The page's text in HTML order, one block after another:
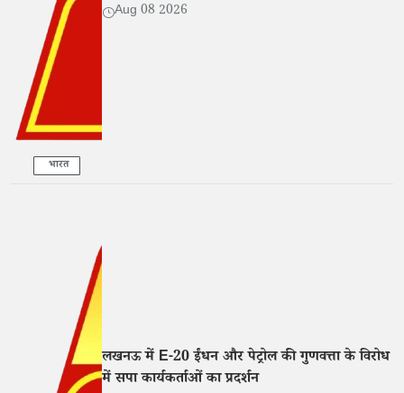
भारत
Aug 08 2026
लखनऊ में E-20 ईंधन और पेट्रोल की गुणवत्ता के विरोध
में सपा कार्यकर्ताओं का प्रदर्शन